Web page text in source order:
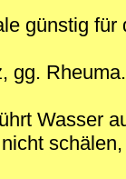
günstig für
gg.
Wasser